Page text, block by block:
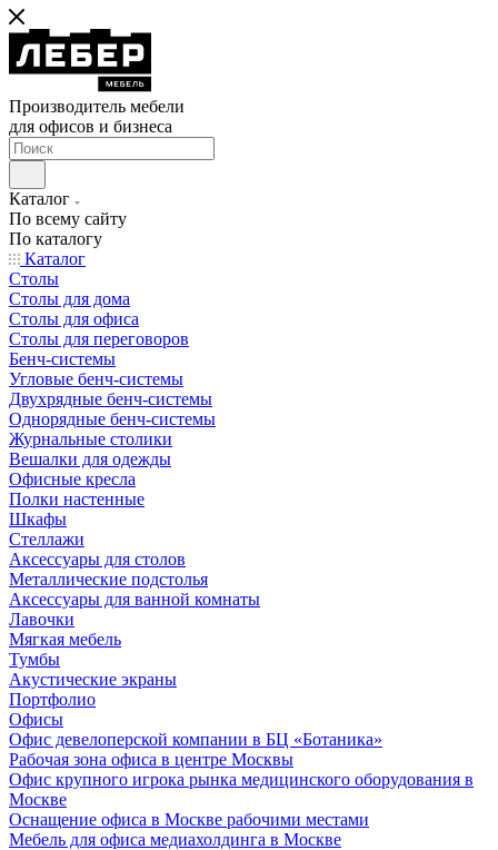
Производитель мебели
для офисов и бизнеса
Каталог
По всему сайту
По каталогу
Каталог
Столы
Столы для дома
Столы для офиса
Столы для переговоров
Бенч-системы
Угловые бенч-системы
Двухрядные бенч-системы
Однорядные бенч-системы
Журнальные столики
Вешалки для одежды
Офисные кресла
Полки настенные
Шкафы
Стеллажи
Аксессуары для столов
Металлические подстолья
Аксессуары для ванной комнаты
Лавочки
Мягкая мебель
Тумбы
Акустические экраны
Портфолио
Офисы
Офис девелоперской компании в БЦ «Ботаника»
Рабочая зона офиса в центре Москвы
Офис крупного игрока рынка медицинского оборудования в
Москве
Оснащение офиса в Москве рабочими местами
Мебель для офиса медиахолдинга в Москве